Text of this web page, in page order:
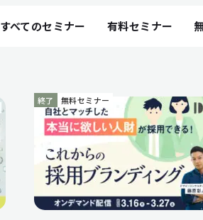
すべてのセミナー 有料セミナー
終了 無料セミナー